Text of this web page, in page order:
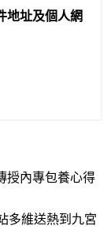
地址及個人網
授內專包養心得
多維送熱到九宮